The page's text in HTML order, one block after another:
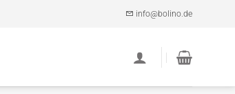
info@bolino.de